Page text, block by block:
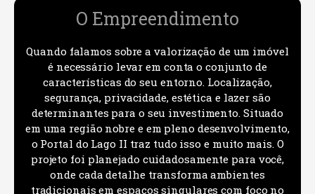
O Empreendimento
Quando falamos sobre a valorização de um imóvel
é necessário levar em conta o conjunto de
características do seu entorno. Localização,
segurança, privacidade, estética e lazer são
determinantes para o seu investimento. Situado
em uma região nobre e em pleno desenvolvimento,
o Portal do Lago II traz tudo isso e muito mais. O
projeto foi planejado cuidadosamente para você,
onde cada detalhe transforma ambientes
tradicionais em espaços singulares com foco no